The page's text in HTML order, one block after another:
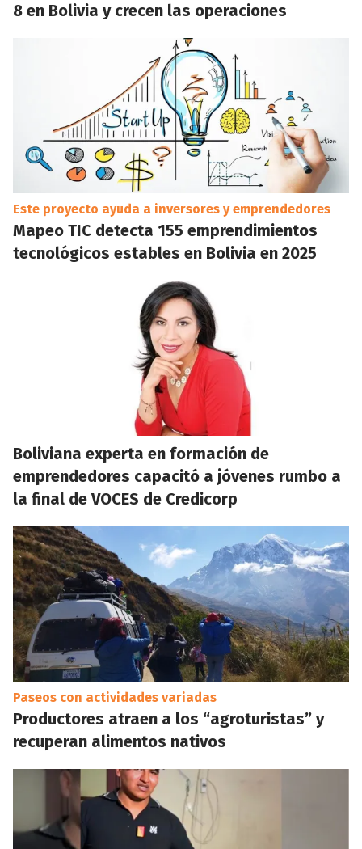
8 en Bolivia y crecen las operaciones
Este proyecto ayuda a inversores y emprendedores
Mapeo TIC detecta 155 emprendimientos
tecnológicos estables en Bolivia en 2025
Boliviana experta en formación de
emprendedores capacitó a jóvenes rumbo a
la final de VOCES de Credicorp
Paseos con actividades variadas
Productores atraen a los “agroturistas” y
recuperan alimentos nativos